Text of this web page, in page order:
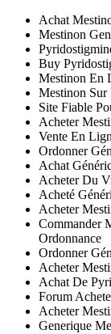
Achat
Mestinon
Buy
Mestinon En
Mestinon Sur
Site Fiable
Acheter
Vente En
Ordonner
Achat
Acheter Du
Acheté
Acheter
Commander
Ordonnance
Ordonner
Acheter
Achat De
Forum
Acheter
Generique